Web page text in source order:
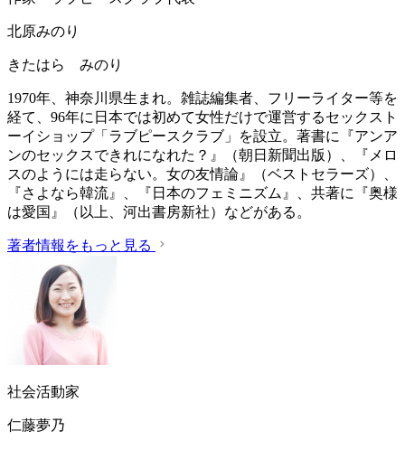
北原みのり
きたはら みのり
1970年、神奈川県生まれ。雑誌編集者、フリーライター等を
経て、96年に日本では初めて女性だけで運営するセックスト
ーイショップ「ラブピースクラブ」を設立。著書に『アンア
ンのセックスできれになれた？』（朝日新聞出版）、『メロ
スのようには走らない。女の友情論』（ベストセラーズ）、
『さよなら韓流』、『日本のフェミニズム』、共著に『奥様
は愛国』（以上、河出書房新社）などがある。
著者情報をもっと見る
社会活動家
仁藤夢乃